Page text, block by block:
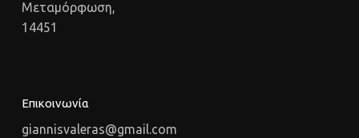
Μεταμόρφωση,
14451
Επικοινωνία
giannisvaleras@gmail.com